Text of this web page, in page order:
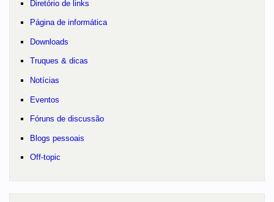
Diretório de links
Página de informática
Downloads
Truques & dicas
Notícias
Eventos
Fóruns de discussão
Blogs pessoais
Off-topic